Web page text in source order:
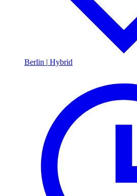
Berlin | Hybrid